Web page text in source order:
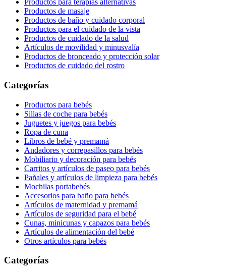
Productos para terapias alternativas
Productos de masaje
Productos de baño y cuidado corporal
Productos para el cuidado de la vista
Productos de cuidado de la salud
Artículos de movilidad y minusvalía
Productos de bronceado y protección solar
Productos de cuidado del rostro
Categorías
Productos para bebés
Sillas de coche para bebés
Juguetes y juegos para bebés
Ropa de cuna
Libros de bebé y premamá
Andadores y correpasillos para bebés
Mobiliario y decoración para bebés
Carritos y artículos de paseo para bebés
Pañales y artículos de limpieza para bebés
Mochilas portabebés
Accesorios para baño para bebés
Artículos de maternidad y premamá
Artículos de seguridad para el bebé
Cunas, minicunas y capazos para bebés
Artículos de alimentación del bebé
Otros artículos para bebés
Categorías